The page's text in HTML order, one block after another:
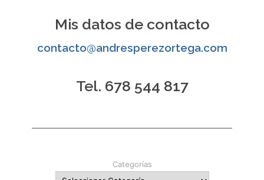
Mis datos de contacto
contacto@andresperezortega.com
Tel. 678 544 817
Categorías